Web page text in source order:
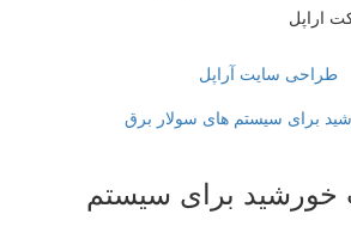
طراحی سایت آراپل
خورشید برای سیستم